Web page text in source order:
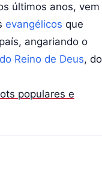
últimos anos, vem
evangélicos que
angariando o
Reino de Deus, do
populares e